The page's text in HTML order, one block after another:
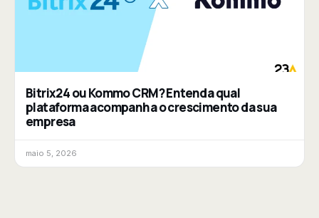
Bitrix24 ou Kommo CRM? Entenda qual
plataforma acompanha o crescimento da sua
empresa
maio 5, 2026